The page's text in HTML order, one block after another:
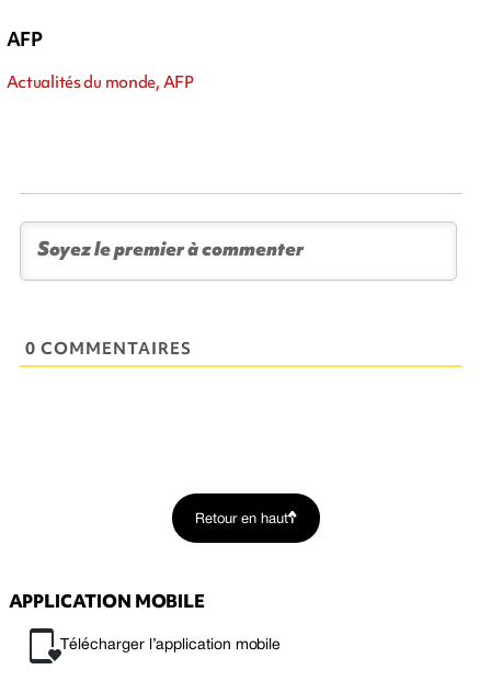
AFP
Actualités du monde, AFP
0 COMMENTAIRES
Retour en haut
APPLICATION MOBILE
Télécharger l’application mobile